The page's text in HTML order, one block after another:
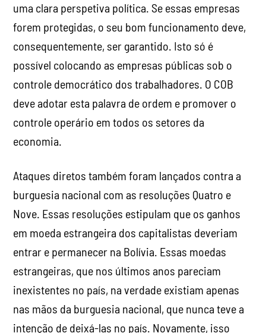
uma clara perspetiva política. Se essas empresas
forem protegidas, o seu bom funcionamento deve,
consequentemente, ser garantido. Isto só é
possível colocando as empresas públicas sob o
controle democrático dos trabalhadores. O COB
deve adotar esta palavra de ordem e promover o
controle operário em todos os setores da
economia.
Ataques diretos também foram lançados contra a
burguesia nacional com as resoluções Quatro e
Nove. Essas resoluções estipulam que os ganhos
em moeda estrangeira dos capitalistas deveriam
entrar e permanecer na Bolívia. Essas moedas
estrangeiras, que nos últimos anos pareciam
inexistentes no país, na verdade existiam apenas
nas mãos da burguesia nacional, que nunca teve a
intenção de deixá-las no país. Novamente, isso